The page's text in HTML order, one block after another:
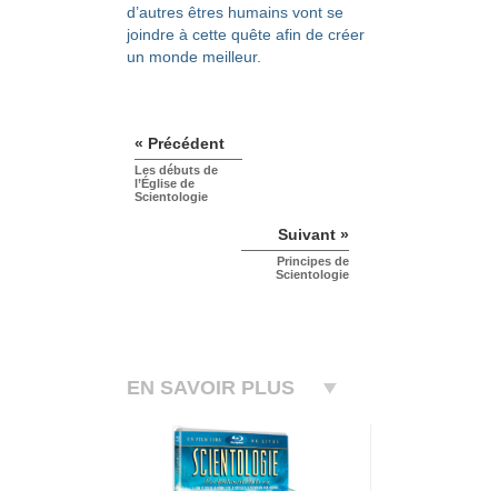
d’autres êtres humains vont se
joindre à cette quête afin de créer
un monde meilleur.
« Précédent
Les débuts de
l’Église de
Scientologie
Suivant »
Principes de
Scientologie
EN SAVOIR PLUS